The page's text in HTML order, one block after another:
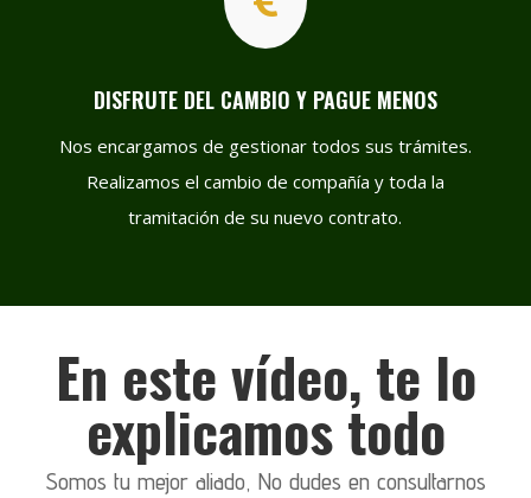
DISFRUTE DEL CAMBIO Y PAGUE MENOS
Nos encargamos de gestionar todos sus trámites.
Realizamos el cambio de compañía y toda la
tramitación de su nuevo contrato.
En este vídeo, te lo
explicamos todo
Somos tu mejor aliado, No dudes en consultarnos